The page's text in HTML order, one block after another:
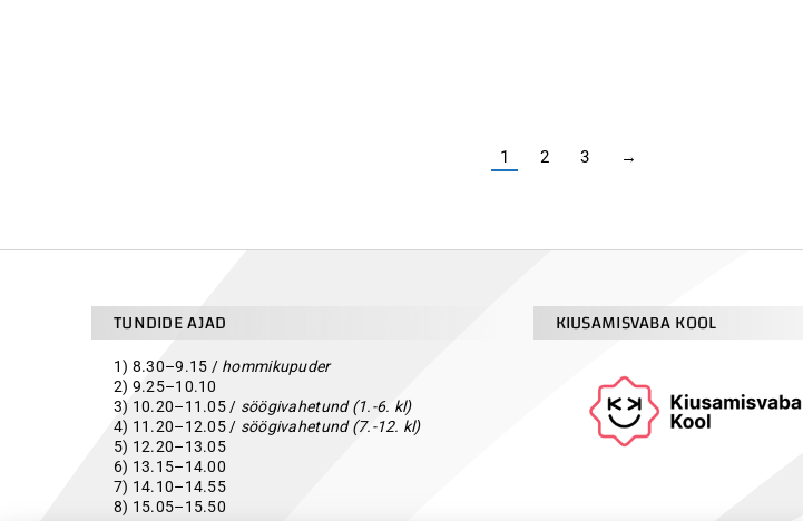
1 2 3 →
TUNDIDE AJAD
1) 8.30–9.15 / hommikupuder
2) 9.25–10.10
3) 10.20–11.05 / söögivahetund (1.-6. kl)
4) 11.20–12.05 / söögivahetund (7.-12. kl)
5) 12.20–13.05
6) 13.15–14.00
7) 14.10–14.55
8) 15.05–15.50
KIUSAMISVABA KOOL